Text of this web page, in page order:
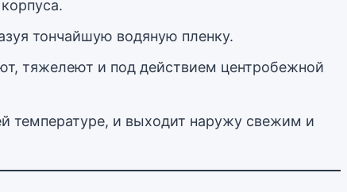
тончайшую водяную пленку.
тяжелеют и под действием центробежной
температуре, и выходит наружу свежим и